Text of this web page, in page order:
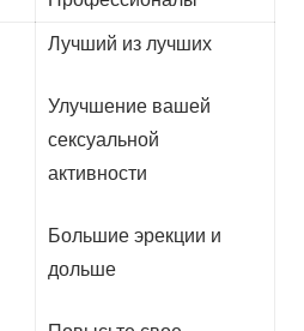
Лучший из лучших
Улучшение вашей
сексуальной
активности
Большие эрекции и
дольше